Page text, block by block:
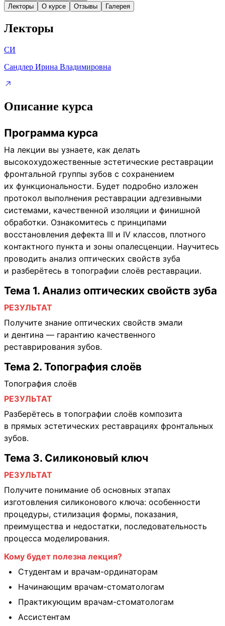
Лекторы
О курсе Отзывы Галерея
Лекторы
СИ
Сандлер Ирина Владимировна
Описание курса
Программа курса
На лекции вы узнаете, как делать
высокохудожественные эстетические реставрации
фронтальной группы зубов с сохранением
их функциональности. Будет подробно изложен
протокол выполнения реставрации адгезивными
системами, качественной изоляции и финишной
обработки. Ознакомитесь с принципами
восстановления дефекта III и IV классов, плотного
контактного пункта и зоны опалесценции. Научитесь
проводить анализ оптических свойств зуба
и разберётесь в топографии слоёв реставрации.
Тема 1. Анализ оптических свойств зуба
РЕЗУЛЬТАТ
Получите знание оптических свойств эмали
и дентина — гарантию качественного
реставрирования зубов.
Тема 2. Топография слоёв
Топография слоёв
РЕЗУЛЬТАТ
Разберётесь в топографии слоёв композита
в прямых эстетических реставрациях фронтальных
зубов.
Тема 3. Силиконовый ключ
РЕЗУЛЬТАТ
Получите понимание об основных этапах
изготовления силиконового ключа: особенности
процедуры, стилизация формы, показания,
преимущества и недостатки, последовательность
процесса моделирования.
Кому будет полезна лекция?
Студентам и врачам-ординаторам
Начинающим врачам-стоматологам
Практикующим врачам-стоматологам
Ассистентам